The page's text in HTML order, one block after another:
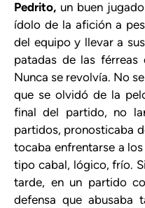
Pedrito, un buen
ídolo de la afición a
del equipo y llevar a
patadas de las férreas
Nunca se revolvía. No
que se olvidó de la
final del partido, no
partidos, pronosticaba
tocaba enfrentarse a
tipo cabal, lógico, frío.
tarde, en un partido
defensa que abusaba